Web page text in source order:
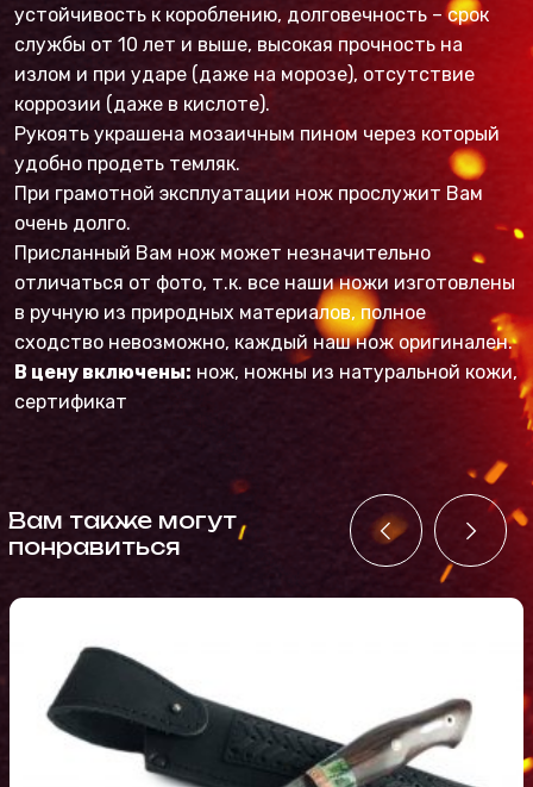
устойчивость к короблению, долговечность – срок
службы от 10 лет и выше, высокая прочность на
излом и при ударе (даже на морозе), отсутствие
коррозии (даже в кислоте).
Рукоять украшена мозаичным пином через который
удобно продеть темляк.
При грамотной эксплуатации нож прослужит Вам
очень долго.
Присланный Вам нож может незначительно
отличаться от фото, т.к. все наши ножи изготовлены
в ручную из природных материалов, полное
сходство невозможно, каждый наш нож оригинален.
В цену включены: нож, ножны из натуральной кожи,
сертификат
Вам также могут
понравиться